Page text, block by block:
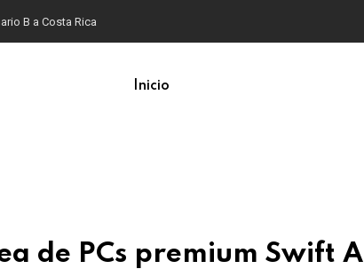
B a Costa Rica
Inicio
de PCs premium Swift AI